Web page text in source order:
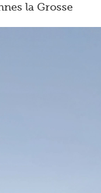
la Grosse